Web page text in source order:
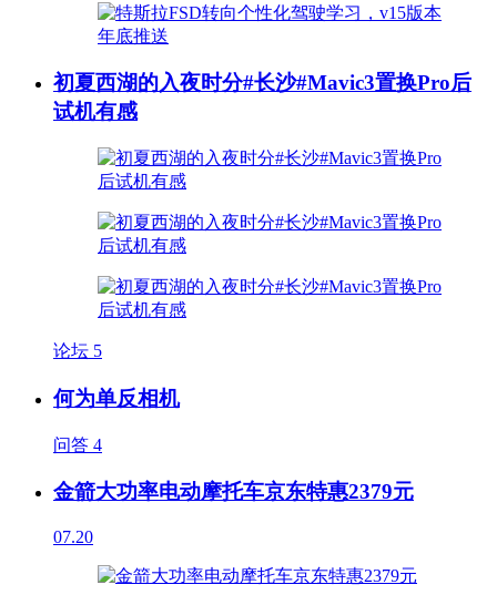
初夏西湖的入夜时分#长沙#Mavic3置换Pro后
试机有感
论坛 5
何为单反相机
问答 4
金箭大功率电动摩托车京东特惠2379元
07.20